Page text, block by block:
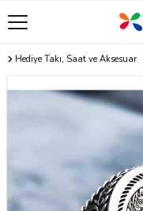
Hediye Takı, Saat ve Aksesuar